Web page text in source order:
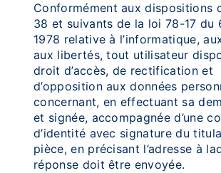
Conformément aux dispositions
38 et suivants de la loi 78-17 du
1978 relative à l’informatique,
aux libertés, tout utilisateur
droit d’accès, de rectification et
d’opposition aux données
concernant, en effectuant sa
et signée, accompagnée d’une
d’identité avec signature du
pièce, en précisant l’adresse à
réponse doit être envoyée.